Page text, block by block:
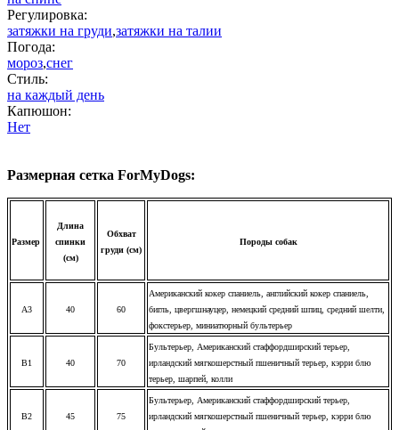
Регулировка:
затяжки на груди,затяжки на талии
Погода:
мороз,снег
Стиль:
на каждый день
Капюшон:
Нет
Размерная сетка ForMyDogs:
Размер
Длина
спинки
(см)
Обхват
груди (см)
Породы собак
A3 40 60
Американский кокер спаниель, английский кокер спаниель,
бигль, цвергшнауцер, немецкий средний шпиц, средний шелти,
фокстерьер, миниатюрный бультерьер
B1 40 70
Бультерьер, Американский стаффордширский терьер,
ирландский мягкошерстный пшеничный терьер, кэрри блю
терьер, шарпей, колли
B2 45 75
Бультерьер, Американский стаффордширский терьер,
ирландский мягкошерстный пшеничный терьер, кэрри блю